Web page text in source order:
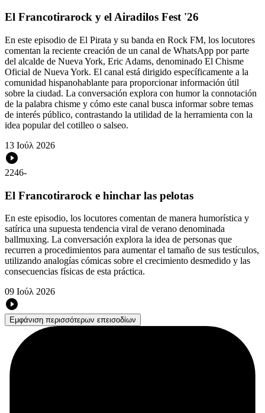
El Francotirarock y el Airadilos Fest '26
En este episodio de El Pirata y su banda en Rock FM, los locutores
comentan la reciente creación de un canal de WhatsApp por parte
del alcalde de Nueva York, Eric Adams, denominado El Chisme
Oficial de Nueva York. El canal está dirigido específicamente a la
comunidad hispanohablante para proporcionar información útil
sobre la ciudad. La conversación explora con humor la connotación
de la palabra chisme y cómo este canal busca informar sobre temas
de interés público, contrastando la utilidad de la herramienta con la
idea popular del cotilleo o salseo.
13 Ιούλ 2026
2246-
El Francotirarock e hinchar las pelotas
En este episodio, los locutores comentan de manera humorística y
satírica una supuesta tendencia viral de verano denominada
ballmuxing. La conversación explora la idea de personas que
recurren a procedimientos para aumentar el tamaño de sus testículos,
utilizando analogías cómicas sobre el crecimiento desmedido y las
consecuencias físicas de esta práctica.
09 Ιούλ 2026
Εμφάνιση περισσότερων επεισοδίων